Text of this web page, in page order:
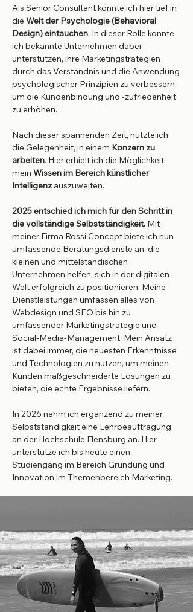
Als Senior Consultant konnte ich hier tief in
die Welt der Psychologie (Behavioral
Design) eintauchen. In dieser Rolle konnte
ich bekannte Unternehmen dabei
unterstützen, ihre Marketingstrategien
durch das Verständnis und die Anwendung
psychologischer Prinzipien zu verbessern,
um die Kundenbindung und -zufriedenheit
zu erhöhen.
Nach dieser spannenden Zeit, nutzte ich
die Gelegenheit, in einem Konzern zu
arbeiten. Hier erhielt ich die Möglichkeit,
mein Wissen im Bereich künstlicher
Intelligenzauszuweiten.
2025 entschied ich mich für den Schritt in
die vollständige Selbstständigkeit. Mit
meiner Firma Rossi Concept biete ich nun
umfassende Beratungsdienste an, die
kleinen und mittelständischen
Unternehmen helfen, sich in der digitalen
Welt erfolgreich zu positionieren. Meine
Dienstleistungen umfassen alles von
Webdesign und SEO bis hin zu
umfassender Marketingstrategie und
Social-Media-Management. Mein Ansatz
ist dabei immer, die neuesten Erkenntnisse
und Technologien zu nutzen, um meinen
Kunden maßgeschneiderte Lösungen zu
bieten, die echte Ergebnisse liefern.
In 2026 nahm ich ergänzend zu meiner
Selbstständigkeit eine Lehrbeauftragung
an der Hochschule Flensburg an. Hier
unterstütze ich bis heute einen
Studiengang im Bereich Gründung und
Innovation im Themenbereich Marketing.